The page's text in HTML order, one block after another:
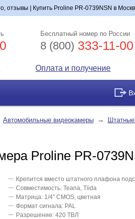
отзывы | Купить Proline PR-0739NSN в
Бесплатный номер по России
8 (800) 333-11-00
Оплата и получение
Автомобильные видеокамеры →
Proline PR-
Крепится вместо штатного плафона
Совместимость: Teana, Tiida
Матрица: 1/4" CMOS, цветная
Формат сигнала: PAL
Разрешение: 420 ТВЛ